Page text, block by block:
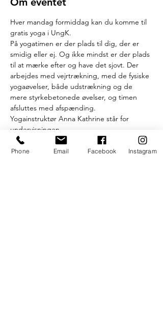
Hver mandag formiddag kan du komme til
gratis yoga i UngK.
På yogatimen er der plads til dig, der er
smidig eller ej. Og ikke mindst er der plads
til at mærke efter og have det sjovt. Der
arbejdes med vejrtrækning, med de fysiske
yogaøvelser, både udstrækning og de
mere styrkebetonede øvelser, og timen
afsluttes med afspænding.
Yogainstruktør Anna Kathrine står for
undervisningen.
Efter timen onsdagen serverer vi gratis
kaffe, te og hjemmebagte boller.
Phone Email Facebook Instagram